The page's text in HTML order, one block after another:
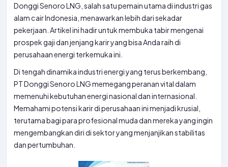
Donggi Senoro LNG, salah satu pemain utama di industri gas
alam cair Indonesia, menawarkan lebih dari sekadar
pekerjaan. Artikel ini hadir untuk membuka tabir mengenai
prospek gaji dan jenjang karir yang bisa Anda raih di
perusahaan energi terkemuka ini.
Di tengah dinamika industri energi yang terus berkembang,
PT Donggi Senoro LNG memegang peranan vital dalam
memenuhi kebutuhan energi nasional dan internasional.
Memahami potensi karir di perusahaan ini menjadi krusial,
terutama bagi para profesional muda dan mereka yang ingin
mengembangkan diri di sektor yang menjanjikan stabilitas
dan pertumbuhan.